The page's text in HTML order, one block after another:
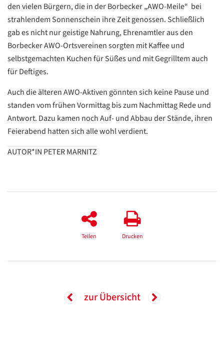
den vielen Bürgern, die in der Borbecker „AWO-Meile“ bei
strahlendem Sonnenschein ihre Zeit genossen. Schließlich
gab es nicht nur geistige Nahrung, Ehrenamtler aus den
Borbecker AWO-Ortsvereinen sorgten mit Kaffee und
selbstgemachten Kuchen für Süßes und mit Gegrilltem auch
für Deftiges.
Auch die älteren AWO-Aktiven gönnten sich keine Pause und
standen vom frühen Vormittag bis zum Nachmittag Rede und
Antwort. Dazu kamen noch Auf- und Abbau der Stände, ihren
Feierabend hatten sich alle wohl verdient.
AUTOR*IN PETER MARNITZ
Teilen Drucken
zur Übersicht
ZURÜCK
Übersetzen
/
Translate
ZURÜCK